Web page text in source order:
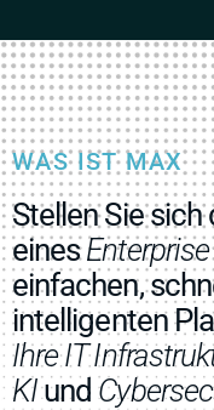
WAS IST MAX
Stellen Sie
eines
einfachen,
intelligenten
Ihre IT
KIund